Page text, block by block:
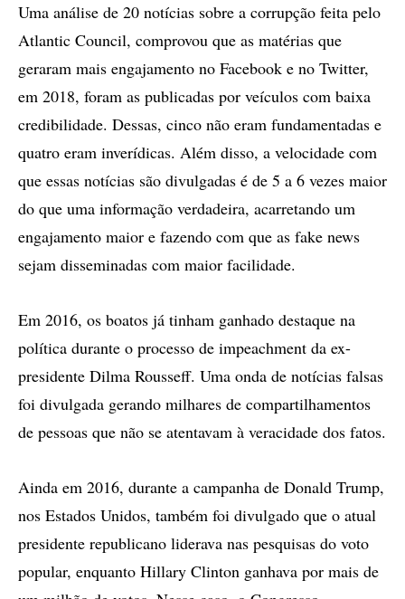
Uma análise de 20 notícias sobre a corrupção feita pelo
Atlantic Council, comprovou que as matérias que
geraram mais engajamento no Facebook e no Twitter,
em 2018, foram as publicadas por veículos com baixa
credibilidade. Dessas, cinco não eram fundamentadas e
quatro eram inverídicas. Além disso, a velocidade com
que essas notícias são divulgadas é de 5 a 6 vezes maior
do que uma informação verdadeira, acarretando um
engajamento maior e fazendo com que as fake news
sejam disseminadas com maior facilidade.
Em 2016, os boatos já tinham ganhado destaque na
política durante o processo de impeachment da ex-
presidente Dilma Rousseff. Uma onda de notícias falsas
foi divulgada gerando milhares de compartilhamentos
de pessoas que não se atentavam à veracidade dos fatos.
Ainda em 2016, durante a campanha de Donald Trump,
nos Estados Unidos, também foi divulgado que o atual
presidente republicano liderava nas pesquisas do voto
popular, enquanto Hillary Clinton ganhava por mais de